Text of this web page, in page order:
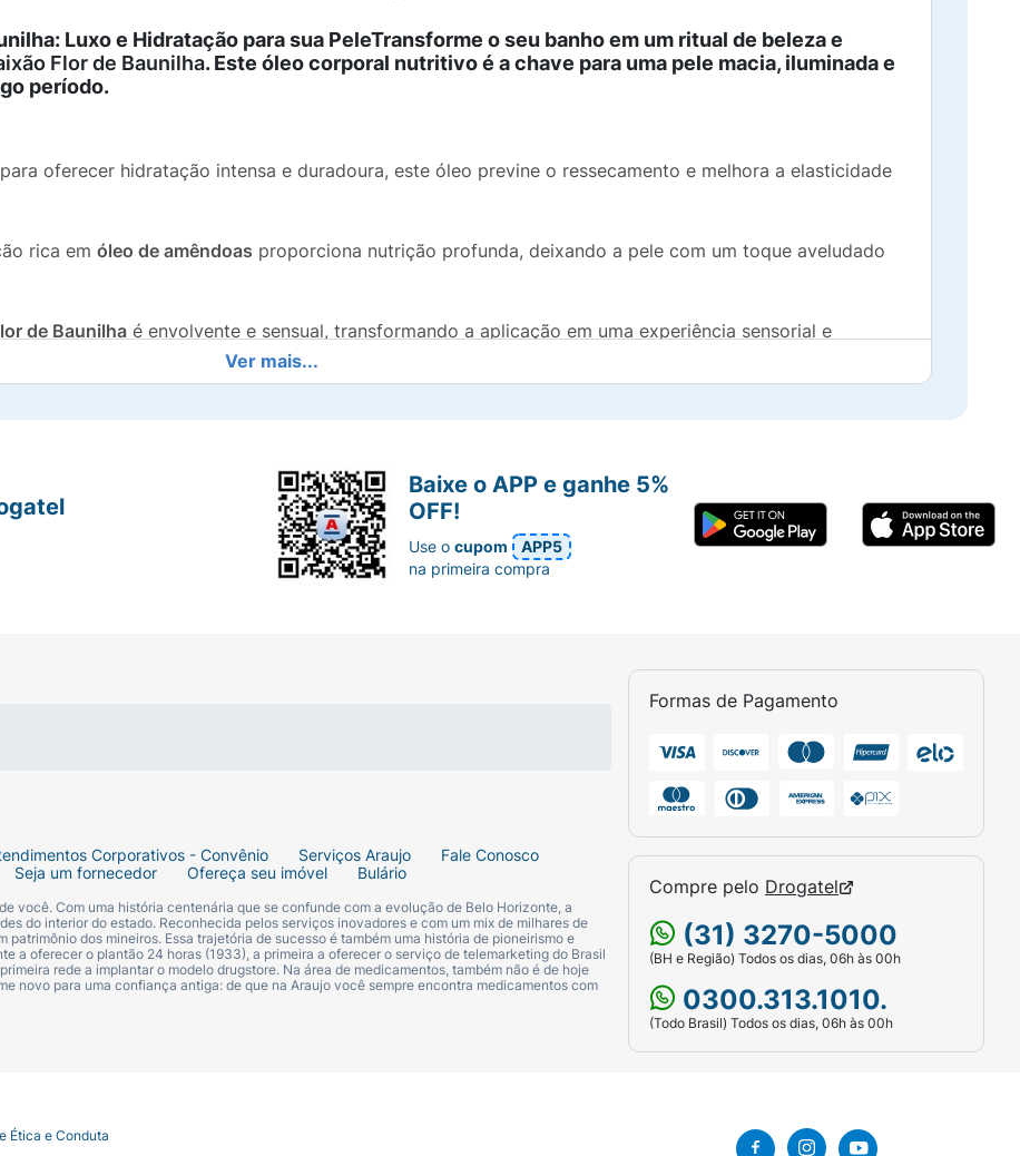
Luxo e Hidratação para sua PeleTransforme o seu banho em um ritual de beleza e
Flor de Baunilha. Este óleo corporal nutritivo é a chave para uma pele macia, iluminada e
período.
oferecer hidratação intensa e duradoura, este óleo previne o ressecamento e melhora a elasticidade
rica em óleo de amêndoas proporciona nutrição profunda, deixando a pele com um toque aveludado
de Baunilha é envolvente e sensual, transformando a aplicação em uma experiência sensorial e
para ser aplicado durante ou após o banho, com ou sem enxágue, dependendo da intensidade de
e o perfume Paixão.
Ver mais...
Corporativos - Convênio Serviços Araujo
Fale Conosco
Seja um fornecedor Ofereça seu imóvel Bulário
você. Com uma história centenária que se confunde com a evolução de Belo Horizonte, a
do interior do estado. Reconhecida pelos serviços inovadores e com um mix de milhares de
dos mineiros. Essa trajetória de sucesso é também uma história de pioneirismo e
a oferecer o plantão 24 horas (1933), a primeira a oferecer o serviço de telemarketing do Brasil
rede a implantar o modelo drugstore. Na área de medicamentos, também não é de hoje
novo para uma confiança antiga: de que na Araujo você sempre encontra medicamentos com
Formas de Pagamento
Compre pelo Drogatel
(31) 3270-5000
(BH e Região) Todos os dias, 06h às 00h
0300.313.1010.
(Todo Brasil) Todos os dias, 06h às 00h
Baixe o APP e ganhe 5%
OFF!
Use ocupom
APP5
na primeira compra
Ética e Conduta